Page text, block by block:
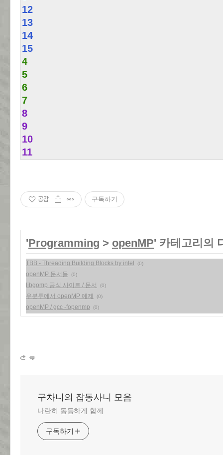
12
13
14
15
4
5
6
7
8
9
10
11
공감 구독하기
'Programming > openMP' 카테고리의
TBB - Threading Building Blocks by intel (0)
openMP 문서들 (0)
libgomp 공식 사이트 / 문서 (0)
우분투에서 openMP 예제 (0)
openMP / gcc -fopenmp (0)
구차니의 잡동사니 모음
나란히 동등하게 함께
구독하기